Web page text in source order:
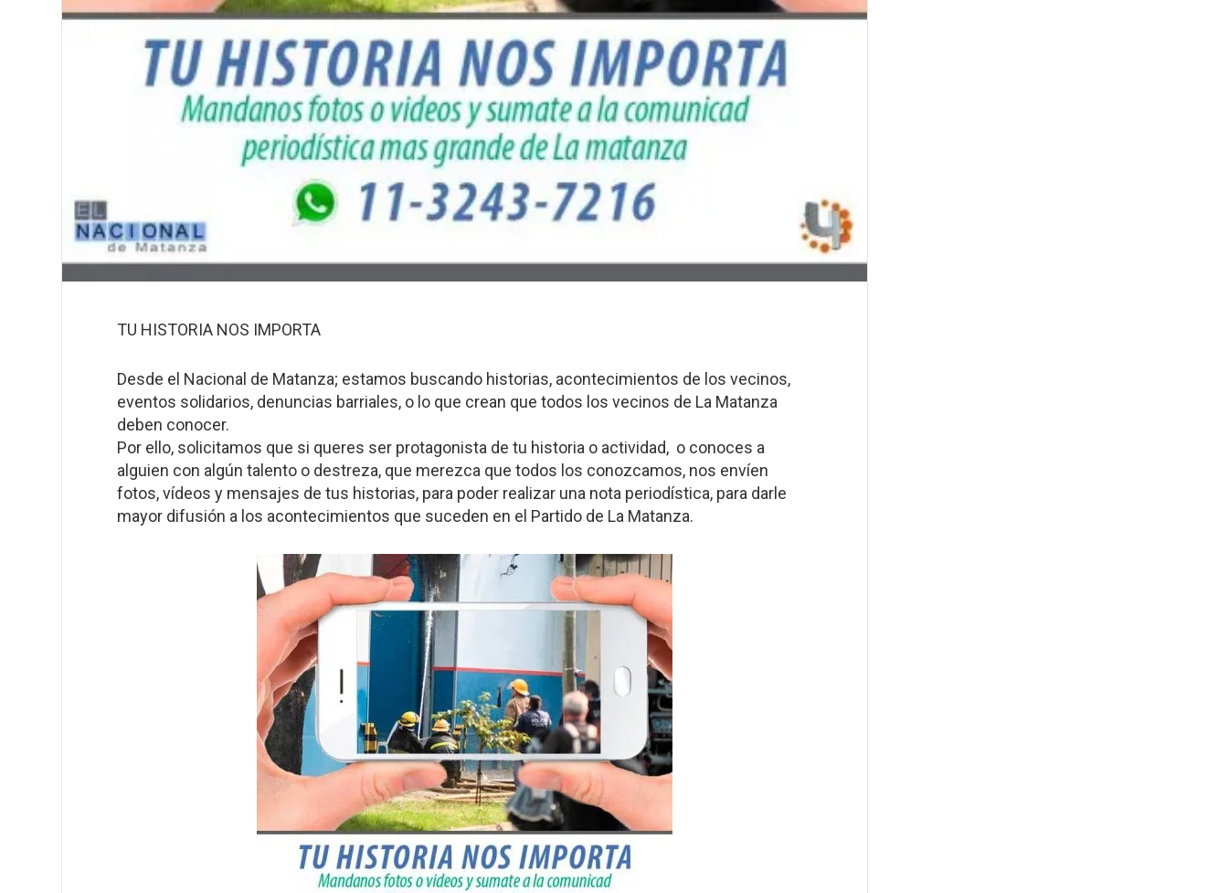
TU HISTORIA NOS IMPORTA
Desde el Nacional de Matanza; estamos buscando historias, acontecimientos de los vecinos,
eventos solidarios, denuncias barriales, o lo que crean que todos los vecinos de La Matanza
deben conocer.
Por ello, solicitamos que si queres ser protagonista de tu historia o actividad, o conoces a
alguien con algún talento o destreza, que merezca que todos los conozcamos, nos envíen
fotos, vídeos y mensajes de tus historias, para poder realizar una nota periodística, para darle
mayor difusión a los acontecimientos que suceden en el Partido de La Matanza.